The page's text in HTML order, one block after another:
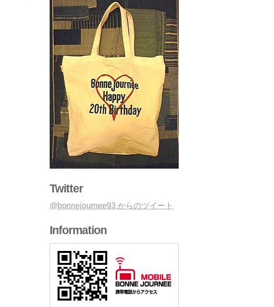
Twitter
@bonnejournee93 からのツイート
Information